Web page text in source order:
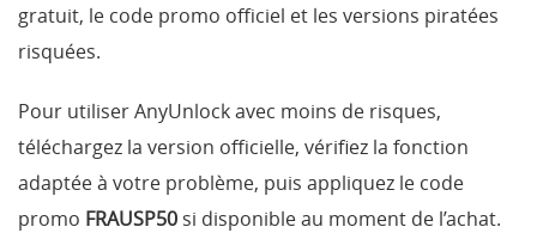
gratuit, le code promo officiel et les versions piratées
risquées.
Pour utiliser AnyUnlock avec moins de risques,
téléchargez la version officielle, vérifiez la fonction
adaptée à votre problème, puis appliquez le code
promo FRAUSP50 si disponible au moment de l’achat.